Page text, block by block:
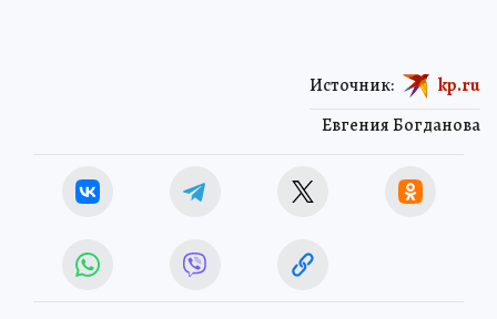
Источник: kp.ru